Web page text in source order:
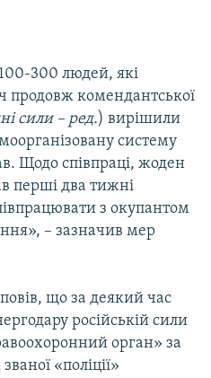
300 людей, які
продовж комендантської
сили – ред.) вирішили
систему
Щодо співпраці, жоден
перші два тижні
з окупантом
– зазначив мер
що за деякий час
російській сили
орган» за
«поліції»